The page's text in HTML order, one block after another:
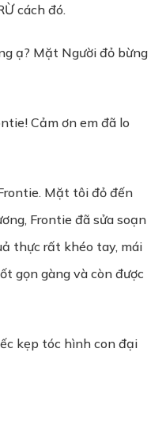
cách đó.
ạ? Mặt Người đỏ bừng
Cảm ơn em đã lo
Mặt tôi đỏ đến
Frontie đã sửa soạn
thực rất khéo tay, mái
gọn gàng và còn được
kẹp tóc hình con đại